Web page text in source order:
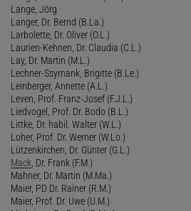
Lange, Jörg
Langer, Dr. Bernd (B.La.)
Larbolette, Dr. Oliver (O.L.)
Laurien-Kehnen, Dr. Claudia (C.L.)
Lay, Dr. Martin (M.L.)
Lechner-Ssymank, Brigitte (B.Le.)
Leinberger, Annette (A.L.)
Leven, Prof. Franz-Josef (F.J.L.)
Liedvogel, Prof. Dr. Bodo (B.L.)
Littke, Dr. habil. Walter (W.L.)
Loher, Prof. Dr. Werner (W.Lo.)
Lützenkirchen, Dr. Günter (G.L.)
Mack , Dr. Frank (F.M.)
Mahner, Dr. Martin (M.Ma.)
Maier, PD Dr. Rainer (R.M.)
Maier, Prof. Dr. Uwe (U.M.)